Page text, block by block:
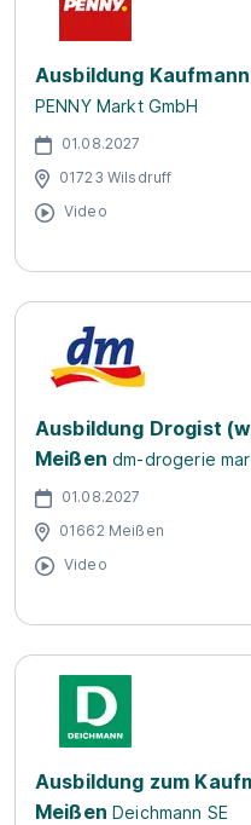
Ausbildung
PENNY Markt GmbH
01.08.2027
01723 Wilsdruff
Video
Ausbildung Drogist
Meißen dm-drogerie
01.08.2027
01662 Meißen
Video
Ausbildung zum
Meißen Deichmann SE